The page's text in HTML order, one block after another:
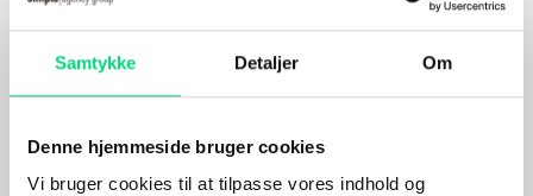
Samtykke Detaljer Om
Denne hjemmeside bruger cookies
Vi bruger cookies til at tilpasse vores indhold og
Web
Webbureau
Webudvikling
mennesker trives og udvikler sig – og hvor vi på blot
få år er vokset til en gruppe på 17 virksomheder og
vinder Inspirationsprisen, og Mike vandt med over to